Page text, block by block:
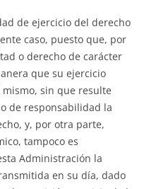
de ejercicio del derecho
caso, puesto que, por
o derecho de carácter
que su ejercicio
sin que resulte
de responsabilidad la
y, por otra parte,
tampoco es
Administración la
en su día, dado